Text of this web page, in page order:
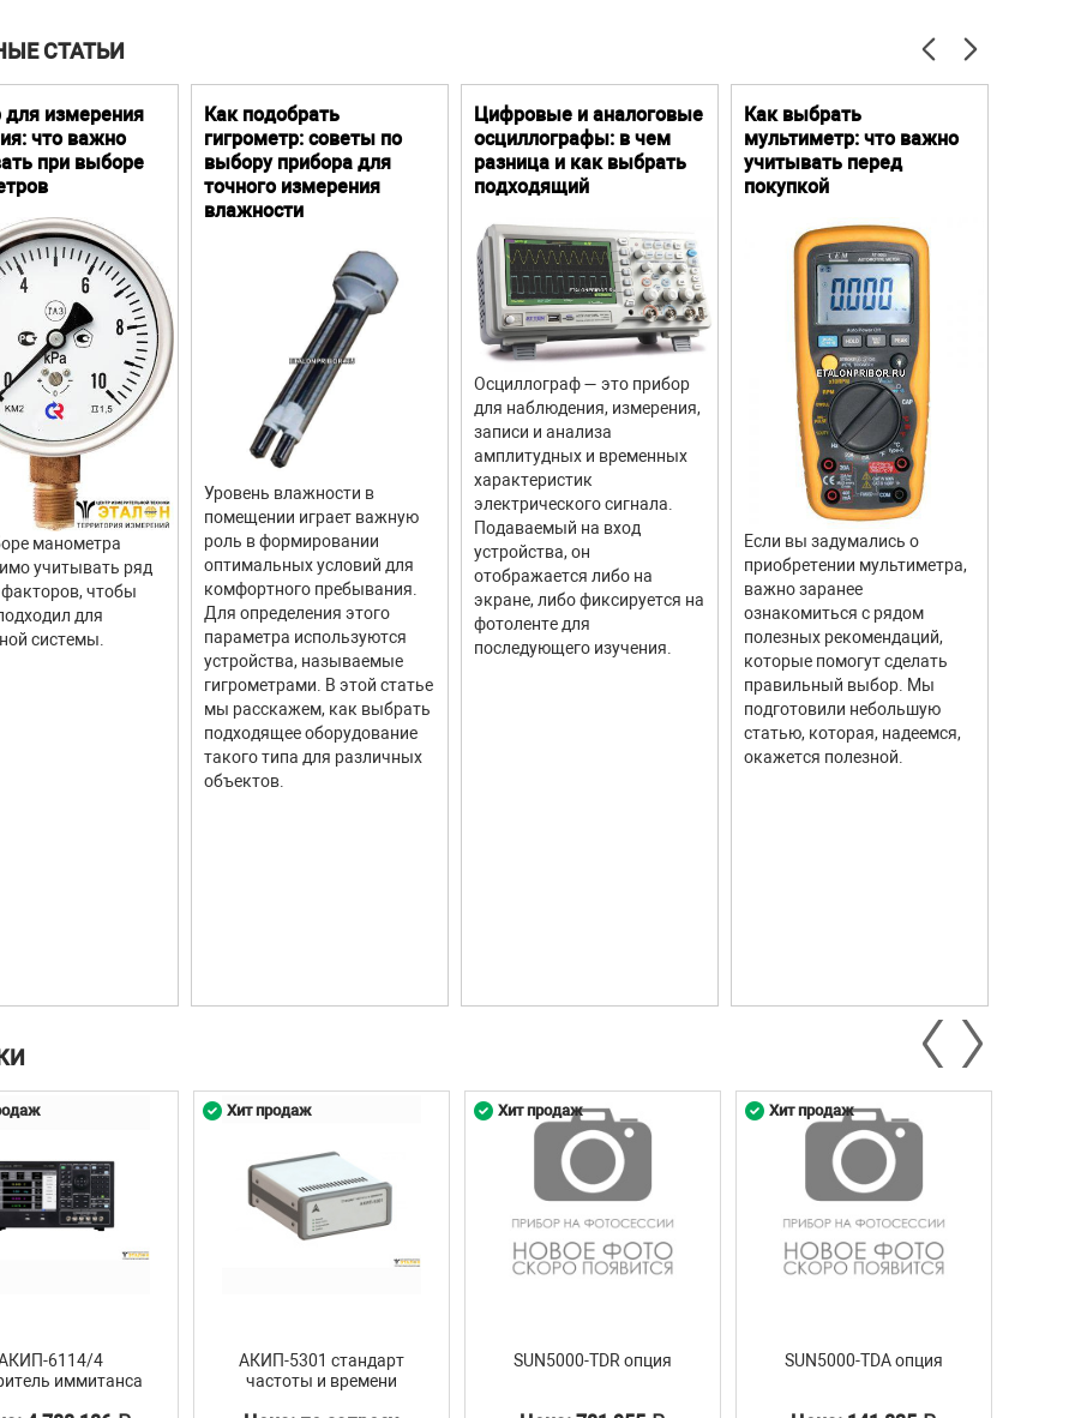
СТАТЬИ
для измерения
что важно
при выборе
манометра
учитывать ряд
чтобы
для
системы.
Как подобрать
гигрометр: советы по
выбору прибора для
точного измерения
влажности
Уровень влажности в
помещении играет важную
роль в формировании
оптимальных условий для
комфортного пребывания.
Для определения этого
параметра используются
устройства, называемые
гигрометрами. В этой статье
мы расскажем, как выбрать
подходящее оборудование
такого типа для различных
объектов.
Цифровые и аналоговые
осциллографы: в чем
разница и как выбрать
подходящий
Осциллограф — это прибор
для наблюдения, измерения,
записи и анализа
амплитудных и временных
характеристик
электрического сигнала.
Подаваемый на вход
устройства, он
отображается либо на
экране, либо фиксируется на
фотоленте для
последующего изучения.
Как выбрать
мультиметр: что важно
учитывать перед
покупкой
Если вы задумались о
приобретении мультиметра,
важно заранее
ознакомиться с рядом
полезных рекомендаций,
которые помогут сделать
правильный выбор. Мы
подготовили небольшую
статью, которая, надеемся,
окажется полезной.
6114/4
иммитанса
АКИП-5301 стандарт
частоты и времени
Хит продаж
SUN5000-TDR опция
Хит продаж
SUN5000-TDA опция
Хит продаж